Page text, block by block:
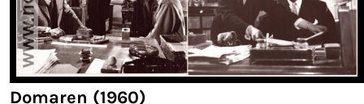
Domaren (1960)